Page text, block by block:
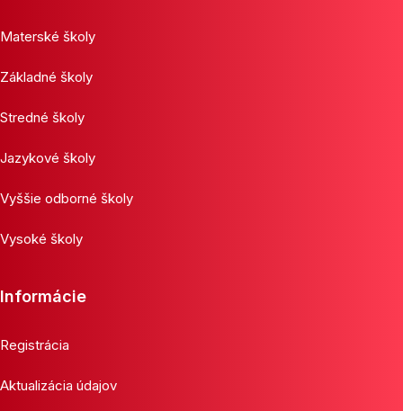
Materské školy
Základné školy
Stredné školy
Jazykové školy
Vyššie odborné školy
Vysoké školy
Informácie
Registrácia
Aktualizácia údajov